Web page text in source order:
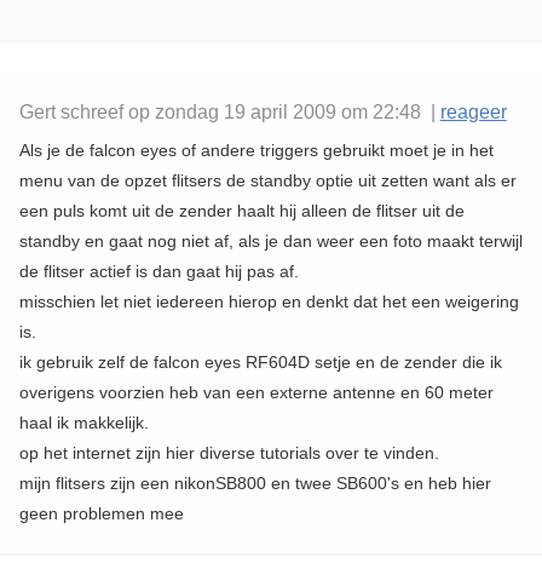
Gert schreef op zondag 19 april 2009 om 22:48 | reageer
Als je de falcon eyes of andere triggers gebruikt moet je in het
menu van de opzet flitsers de standby optie uit zetten want als er
een puls komt uit de zender haalt hij alleen de flitser uit de
standby en gaat nog niet af, als je dan weer een foto maakt terwijl
de flitser actief is dan gaat hij pas af.
misschien let niet iedereen hierop en denkt dat het een weigering
is.
ik gebruik zelf de falcon eyes RF604D setje en de zender die ik
overigens voorzien heb van een externe antenne en 60 meter
haal ik makkelijk.
op het internet zijn hier diverse tutorials over te vinden.
mijn flitsers zijn een nikonSB800 en twee SB600's en heb hier
geen problemen mee